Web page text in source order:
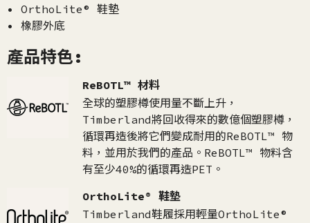
• OrthoLite® 鞋墊
• 橡膠外底
產品特色:
ReBOTL™ 材料
全球的塑膠樽使用量不斷上升，
Timberland將回收得來的數億個塑膠樽，
循環再造後將它們變成耐用的ReBOTL™ 物
料，並用於我們的產品。ReBOTL™ 物料含
有至少40%的循環再造PET。
OrthoLite® 鞋墊
Timberland鞋履採用輕量OrthoLite®